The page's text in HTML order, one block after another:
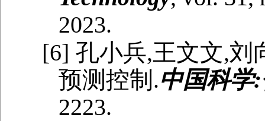
2023.
[6] 孔小兵,王文文,刘
预测控制.中国科学
2223.